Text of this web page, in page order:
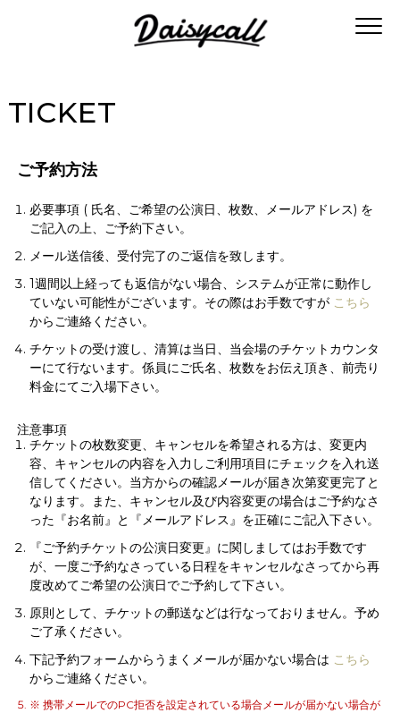
TICKET
ご予約方法
必要事項 ( 氏名、ご希望の公演日、枚数、メールアドレス) を
ご記入の上、ご予約下さい。
メール送信後、受付完了のご返信を致します。
1週間以上経っても返信がない場合、システムが正常に動作し
ていない可能性がございます。その際はお手数ですが こちら
からご連絡ください。
チケットの受け渡し、清算は当日、当会場のチケットカウンタ
ーにて行ないます。係員にご氏名、枚数をお伝え頂き、前売り
料金にてご入場下さい。
注意事項
チケットの枚数変更、キャンセルを希望される方は、変更内
容、キャンセルの内容を入力しご利用項目にチェックを入れ送
信してください。当方からの確認メールが届き次第変更完了と
なります。また、キャンセル及び内容変更の場合はご予約なさ
った『お名前』と『メールアドレス』を正確にご記入下さい。
『ご予約チケットの公演日変更』に関しましてはお手数です
が、一度ご予約なさっている日程をキャンセルなさってから再
度改めてご希望の公演日でご予約して下さい。
原則として、チケットの郵送などは行なっておりません。予め
ご了承ください。
下記予約フォームからうまくメールが届かない場合は こちら
からご連絡ください。
※ 携帯メールでのPC拒否を設定されている場合メールが届かない場合が